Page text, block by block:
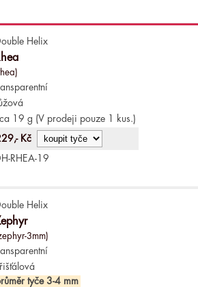
Helix
19 g (V prodeji pouze 1 kus.)
Kč
RHEA-19
Helix
3mm)
tyče 3-4 mm